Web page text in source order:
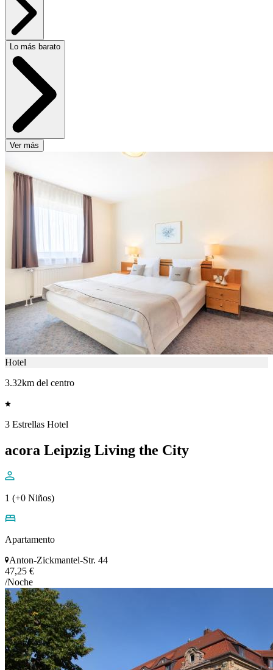
Lo más barato
Ver más
Hotel
3.32km del centro
3 Estrellas Hotel
acora Leipzig Living the City
1 (+0 Niños)
Apartamento
Anton-Zickmantel-Str. 44
47,25 €
/Noche